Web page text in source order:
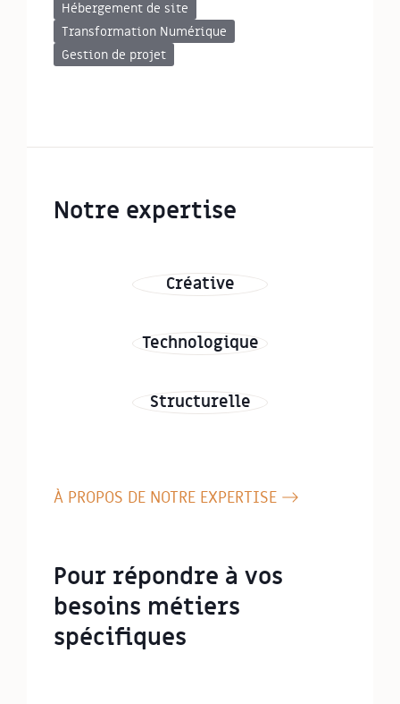
Hébergement de site
Transformation Numérique
Gestion de projet
Notre expertise
Créative
Technologique
Structurelle
À PROPOS DE NOTRE EXPERTISE
Pour répondre à vos
besoins métiers
spécifiques